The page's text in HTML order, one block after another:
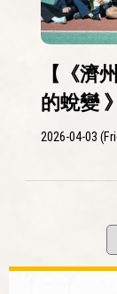
【《濟
的蛻變
2026-04-03